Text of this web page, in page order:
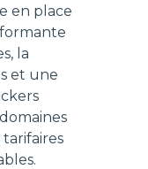
en place
la
et une